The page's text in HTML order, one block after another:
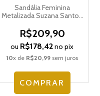
Sandália Feminina
Metalizada Suzana Santos
4239.78190
R$209,90
ou R$178,42no pix
10x de R$20,99 sem juros
COMPRAR